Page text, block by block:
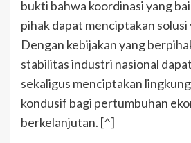
bukti bahwa koordinasi yang
pihak dapat menciptakan
Dengan kebijakan yang
stabilitas industri nasional
sekaligus menciptakan
kondusif bagi pertumbuhan
berkelanjutan. [^]